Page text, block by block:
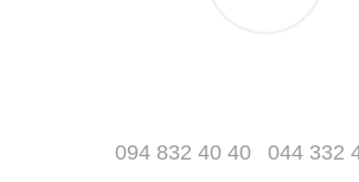
094 832 40 40 044 332